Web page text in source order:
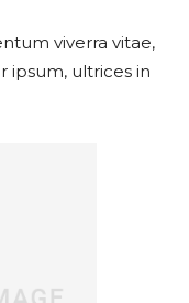
viverra vitae,
ipsum, ultrices in